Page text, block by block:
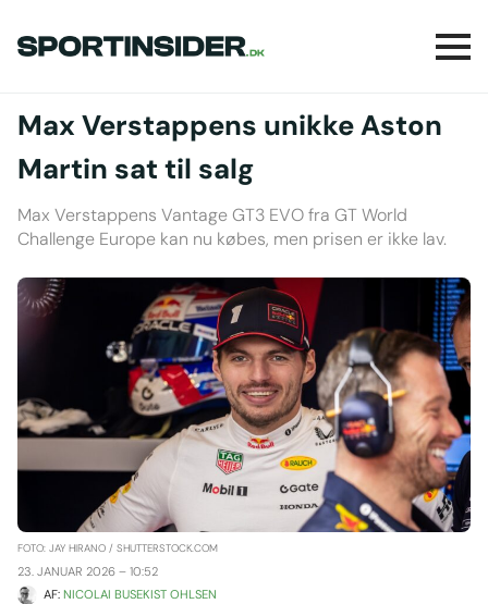
Max Verstappens unikke Aston
Martin sat til salg
Max Verstappens Vantage GT3 EVO fra GT World
Challenge Europe kan nu købes, men prisen er ikke lav.
FOTO: JAY HIRANO / SHUTTERSTOCK.COM
23. JANUAR 2026 – 10:52
AF: NICOLAI BUSEKIST OHLSEN